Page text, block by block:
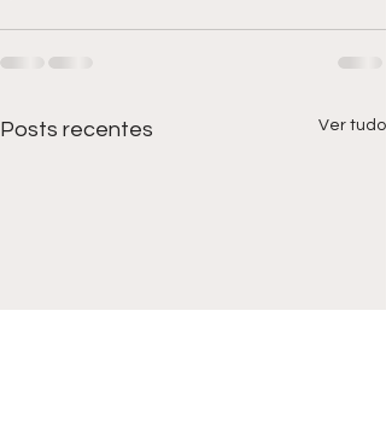
Posts recentes Ver tudo